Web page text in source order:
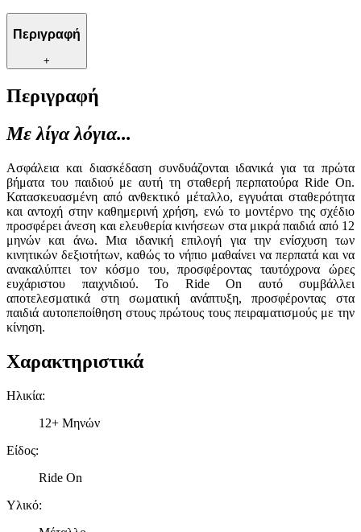
Περιγραφή
+
Περιγραφή
Με λίγα λόγια...
Ασφάλεια και διασκέδαση συνδυάζονται ιδανικά για τα πρώτα
βήματα του παιδιού με αυτή τη σταθερή περπατούρα Ride On.
Κατασκευασμένη από ανθεκτικό μέταλλο, εγγυάται σταθερότητα
και αντοχή στην καθημερινή χρήση, ενώ το μοντέρνο της σχέδιο
προσφέρει άνεση και ελευθερία κινήσεων στα μικρά παιδιά από 12
μηνών και άνω. Μια ιδανική επιλογή για την ενίσχυση των
κινητικών δεξιοτήτων, καθώς το νήπιο μαθαίνει να περπατά και να
ανακαλύπτει τον κόσμο του, προσφέροντας ταυτόχρονα ώρες
ευχάριστου παιχνιδιού. Το Ride On αυτό συμβάλλει
αποτελεσματικά στη σωματική ανάπτυξη, προσφέροντας στα
παιδιά αυτοπεποίθηση στους πρώτους τους πειραματισμούς με την
κίνηση.
Χαρακτηριστικά
Ηλικία:
12+ Μηνών
Είδος:
Ride On
Υλικό: